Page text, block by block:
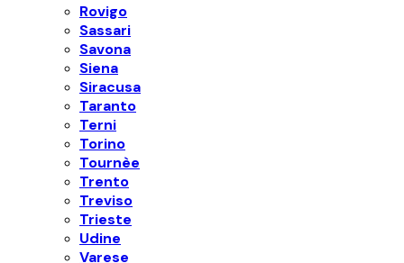
Rovigo
Sassari
Savona
Siena
Siracusa
Taranto
Terni
Torino
Tournèe
Trento
Treviso
Trieste
Udine
Varese